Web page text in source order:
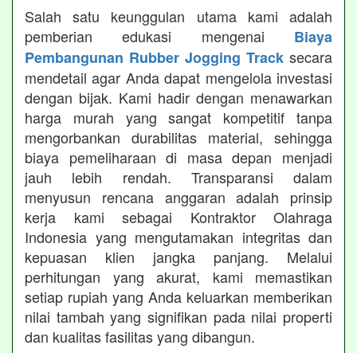
Salah satu keunggulan utama kami adalah
pemberian edukasi mengenai Biaya
Pembangunan Rubber Jogging Track secara
mendetail agar Anda dapat mengelola investasi
dengan bijak. Kami hadir dengan menawarkan
harga murah yang sangat kompetitif tanpa
mengorbankan durabilitas material, sehingga
biaya pemeliharaan di masa depan menjadi
jauh lebih rendah. Transparansi dalam
menyusun rencana anggaran adalah prinsip
kerja kami sebagai Kontraktor Olahraga
Indonesia yang mengutamakan integritas dan
kepuasan klien jangka panjang. Melalui
perhitungan yang akurat, kami memastikan
setiap rupiah yang Anda keluarkan memberikan
nilai tambah yang signifikan pada nilai properti
dan kualitas fasilitas yang dibangun.